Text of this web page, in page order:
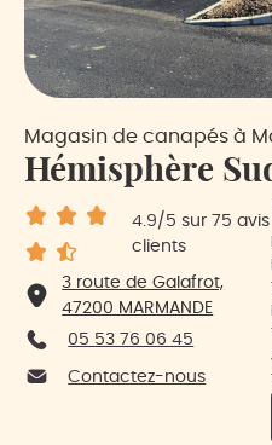
Magasin de canapés à
Hémisphère
4.9/5 sur 75 avis
clients
3 route de Galafrot,
47200 MARMANDE
05 53 76 06 45
Contactez-nous